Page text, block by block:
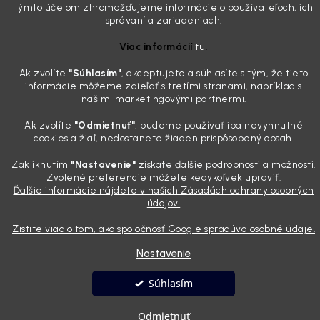
týmto účelom zhromažďujeme informácie o používateľoch, ich
správaní a zariadeniach.
Viac informáciítu.
Ak zvolíte "Súhlasím", akceptujete a súhlasíte s tým, že tieto
informácie môžeme zdieľať s tretími stranami, napríklad s
našimi marketingovými partnermi.
Ak zvolíte "Odmietnuť", budeme používať iba nevyhnutné
cookies a žiaľ, nedostanete žiaden prispôsobený obsah.
Zakliknutím "Nastavenie" získate ďalšie podrobnosti a možnosti.
Zvolené preferencie môžete kedykoľvek upraviť.
Ďalšie informácie nájdete v našich Zásadách ochrany osobných
údajov.
Zistite viac o tom, ako spoločnosť Google spracúva osobné údaje.
Nastavenie
Odmietnuť
Súhlasím
mriežkach ventilácie, okolo tlačidiel a v švíkoch sedačiek na vás stále
drzo pozerá prach. Handra ani vysávač tam jednodu...
ktoré sa teraz reálne oplatia
31.7.2026
Sobotné ráno, káva v ruke a pred vami zaprášená kapota. Pre
všetky tie fľaštičky, šampóny a utierky, výsledná suma vie poriadne
pokaziť náladu. Dobrá správa je, že aj profi výbava ...
Vytvoril Shoptet
. Všetky práva vyhradené.
nastavenie cookies